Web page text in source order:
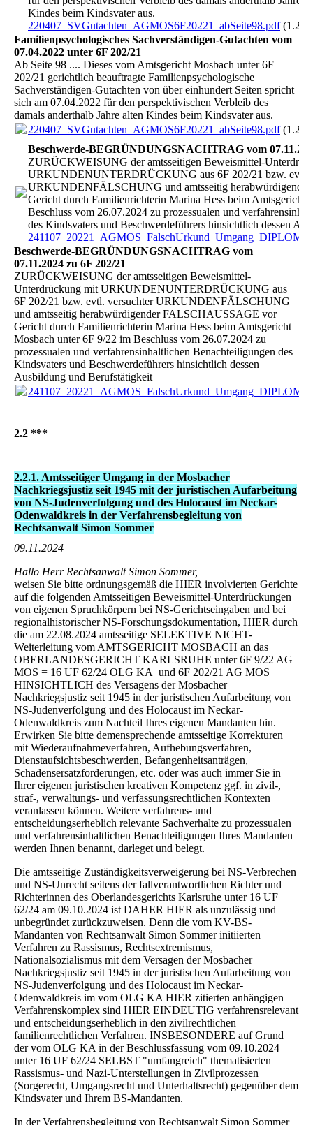
Kindes beim Kindsvater aus.
220407_SVGutachten_AGMOS6F20221_abSeite98.pdf
Familienpsychologisches Sachverständigen-Gutachten vom
07.04.2022 unter 6F 202/21
Ab Seite 98 .... Dieses vom Amtsgericht Mosbach unter 6F
202/21 gerichtlich beauftragte Familienpsychologische
Sachverständigen-Gutachten von über einhundert Seiten spricht
sich am 07.04.2022 für den perspektivischen Verbleib des
damals anderthalb Jahre alten Kindes beim Kindsvater aus.
220407_SVGutachten_AGMOS6F20221_abSeite98.pdf
Beschwerde-BEGRÜNDUNGSNACHTRAG vom
ZURÜCKWEISUNG der amtsseitigen Beweismittel-
URKUNDENUNTERDRÜCKUNG aus 6F 202/21 bzw. evtl.
URKUNDENFÄLSCHUNG und amtsseitig
Gericht durch Familienrichterin Marina Hess beim Amtsgericht
Beschluss vom 26.07.2024 zu prozessualen und
des Kindsvaters und Beschwerdeführers hinsichtlich dessen
Beschwerde-BEGRÜNDUNGSNACHTRAG vom
07.11.2024 zu 6F 202/21
ZURÜCKWEISUNG der amtsseitigen Beweismittel-
Unterdrückung mit URKUNDENUNTERDRÜCKUNG aus
6F 202/21 bzw. evtl. versuchter URKUNDENFÄLSCHUNG
und amtsseitig herabwürdigender FALSCHAUSSAGE vor
Gericht durch Familienrichterin Marina Hess beim Amtsgericht
Mosbach unter 6F 9/22 im Beschluss vom 26.07.2024 zu
prozessualen und verfahrensinhaltlichen Benachteiligungen des
Kindsvaters und Beschwerdeführers hinsichtlich dessen
Ausbildung und Berufstätigkeit
2.2 ***
2.2.1. Amtsseitiger Umgang in der Mosbacher
Nachkriegsjustiz seit 1945 mit der juristischen Aufarbeitung
von NS-Judenverfolgung und des Holocaust im Neckar-
Odenwaldkreis in der Verfahrensbegleitung von
Rechtsanwalt Simon Sommer
09.11.2024
Hallo Herr Rechtsanwalt Simon Sommer,
weisen Sie bitte ordnungsgemäß die HIER involvierten Gerichte
auf die folgenden Amtsseitigen Beweismittel-Unterdrückungen
von eigenen Spruchkörpern bei NS-Gerichtseingaben und bei
regionalhistorischer NS-Forschungsdokumentation, HIER durch
die am 22.08.2024 amtsseitige SELEKTIVE NICHT-
Weiterleitung vom AMTSGERICHT MOSBACH an das
OBERLANDESGERICHT KARLSRUHE unter 6F 9/22 AG
MOS = 16 UF 62/24 OLG KA und 6F 202/21 AG MOS
HINSICHTLICH des Versagens der Mosbacher
Nachkriegsjustiz seit 1945 in der juristischen Aufarbeitung von
NS-Judenverfolgung und des Holocaust im Neckar-
Odenwaldkreis zum Nachteil Ihres eigenen Mandanten hin.
Erwirken Sie bitte demensprechende amtsseitige Korrekturen
mit Wiederaufnahmeverfahren, Aufhebungsverfahren,
Dienstaufsichtsbeschwerden, Befangenheitsanträgen,
Schadensersatzforderungen, etc. oder was auch immer Sie in
Ihrer eigenen juristischen kreativen Kompetenz ggf. in zivil-,
straf-, verwaltungs- und verfassungsrechtlichen Kontexten
veranlassen können. Weitere verfahrens- und
entscheidungserheblich relevante Sachverhalte zu prozessualen
und verfahrensinhaltlichen Benachteiligungen Ihres Mandanten
werden Ihnen benannt, darleget und belegt.
Die amtsseitige Zuständigkeitsverweigerung bei NS-Verbrechen
und NS-Unrecht seitens der fallverantwortlichen Richter und
Richterinnen des Oberlandesgerichts Karlsruhe unter 16 UF
62/24 am 09.10.2024 ist DAHER HIER als unzulässig und
unbegründet zurückzuweisen. Denn die vom KV-BS-
Mandanten von Rechtsanwalt Simon Sommer initiierten
Verfahren zu Rassismus, Rechtsextremismus,
Nationalsozialismus mit dem Versagen der Mosbacher
Nachkriegsjustiz seit 1945 in der juristischen Aufarbeitung von
NS-Judenverfolgung und des Holocaust im Neckar-
Odenwaldkreis im vom OLG KA HIER zitierten anhängigen
Verfahrenskomplex sind HIER EINDEUTIG verfahrensrelevant
und entscheidungserheblich in den zivilrechtlichen
familienrechtlichen Verfahren. INSBESONDERE auf Grund
der vom OLG KA in der Beschlussfassung vom 09.10.2024
unter 16 UF 62/24 SELBST "umfangreich" thematisierten
Rassismus- und Nazi-Unterstellungen in Zivilprozessen
(Sorgerecht, Umgangsrecht und Unterhaltsrecht) gegenüber dem
Kindsvater und Ihrem BS-Mandanten.
In der Verfahrensbegleitung von Rechtsanwalt Simon Sommer